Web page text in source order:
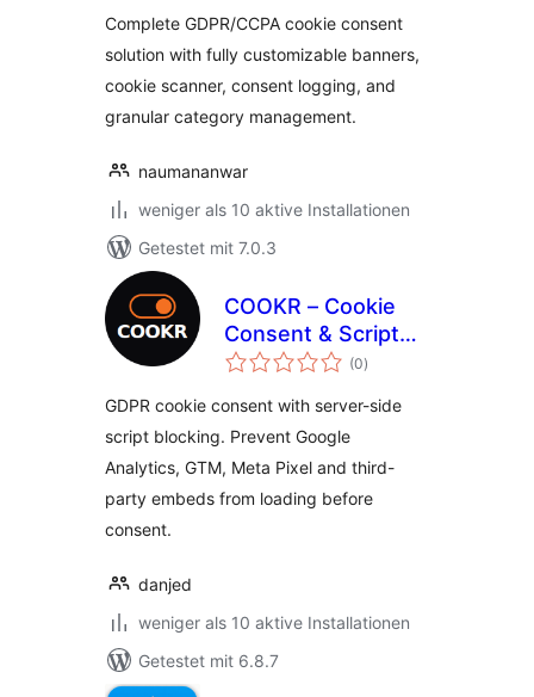
Complete GDPR/CCPA cookie consent
solution with fully customizable banners,
cookie scanner, consent logging, and
granular category management.
naumananwar
weniger als 10 aktive Installationen
Getestet mit 7.0.3
COOKR – Cookie
Consent & Script
Blocking
(0Bewertungen
insgesamt
)
GDPR cookie consent with server-side
script blocking. Prevent Google
Analytics, GTM, Meta Pixel and third-
party embeds from loading before
consent.
danjed
weniger als 10 aktive Installationen
Getestet mit 6.8.7